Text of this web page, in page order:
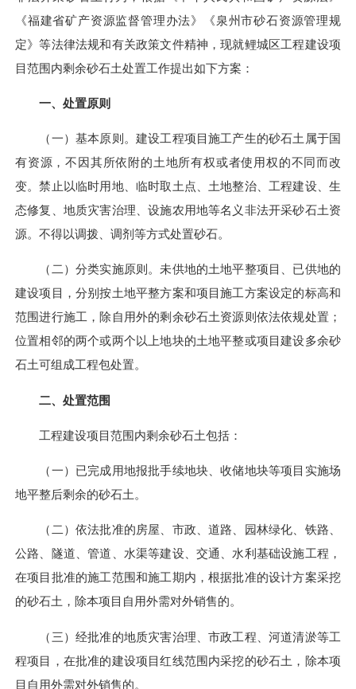
《福建省矿产资源监督管理办法》《泉州市砂石资源管理规
定》等法律法规和有关政策文件精神，现就鲤城区工程建设项
目范围内剩余砂石土处置工作提出如下方案：
一、处置原则
（一）基本原则。建设工程项目施工产生的砂石土属于国
有资源，不因其所依附的土地所有权或者使用权的不同而改
变。禁止以临时用地、临时取土点、土地整治、工程建设、生
态修复、地质灾害治理、设施农用地等名义非法开采砂石土资
源。 不得以调拨、调剂等方式处置砂石。
（二）分类实施原则。未供地的土地平整项目、已供地的
建设项目，分别按土地平整方案和项目施工方案设定的标高和
范围进行施工，除自用外的剩余砂石土资源则依法依规处置；
位置相邻的两个或两个以上地块的土地平整或项目建设多余砂
石土可组成工程包处置。
二、处置范围
工程建设项目范围内剩余砂石土包括：
（一）已完成用地报批手续地块、收储地块等项目实施场
地平整后剩余的砂石土。
（二）依法批准的房屋、市政、道路、园林绿化、铁路、
公路、隧道、管道、水渠等建设、交通、水利基础设施工程，
在项目批准的施工范围和施工期内，根据批准的设计方案采挖
的砂石土，除本项目自用外需对外销售的。
（三）经批准的地质灾害治理、市政工程、河道清淤等工
程项目，在批准的建设项目红线范围内采挖的砂石土，除本项
目自用外需对外销售的。